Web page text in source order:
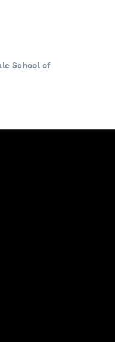
School of